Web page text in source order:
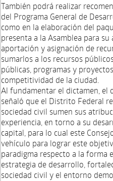
También podrá realizar
del Programa General de
como en la elaboración del
presenta a la Asamblea para
aportación y asignación de
sumarlos a los recursos
públicas, programas y
competitividad de la ciudad.
Al fundamentar el dictamen,
señaló que el Distrito Federal
sociedad civil sumen sus
experiencia, en torno a su
capital, para lo cual este
vehículo para lograr este
paradigma respecto a la forma
estrategia de desarrollo,
sociedad civil y el entorno